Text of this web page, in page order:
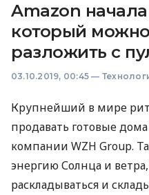
Amazon
который
разложить с
03.10.2019, 00:45 —
Крупнейший в мире
продавать готовые
компании WZH Group.
энергию Солнца и
раскладываться и